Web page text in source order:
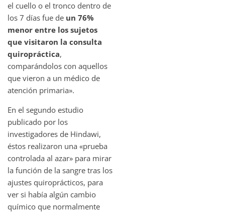
el cuello o el tronco dentro de
los 7 días fue de un 76%
menor entre los sujetos
que visitaron la consulta
quiropráctica,
comparándolos con aquellos
que vieron a un médico de
atención primaria».
En el segundo estudio
publicado por los
investigadores de Hindawi,
éstos realizaron una «prueba
controlada al azar» para mirar
la función de la sangre tras los
ajustes quiroprácticos, para
ver si había algún cambio
químico que normalmente